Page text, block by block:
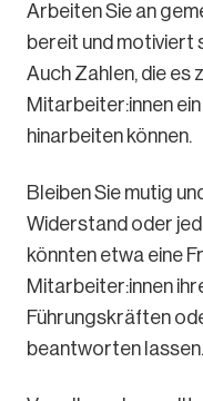
Arbeiten Sie an
bereit und motiviert
Auch Zahlen, die es
Mitarbeiter:innen
hinarbeiten können.
Bleiben Sie mutig
Widerstand oder
könnten etwa eine
Mitarbeiter:innen
Führungskräften
beantworten lassen.